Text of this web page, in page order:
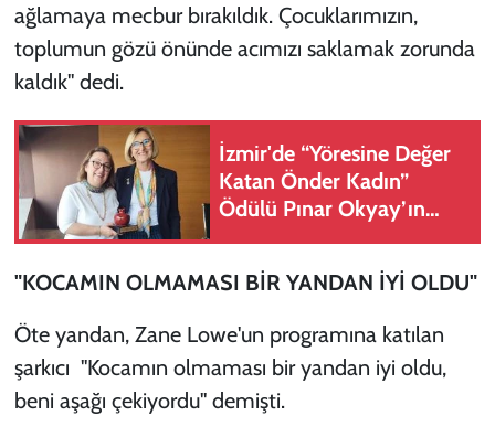
ağlamaya mecbur bırakıldık. Çocuklarımızın,
toplumun gözü önünde acımızı saklamak zorunda
kaldık" dedi.
İzmir'de “Yöresine Değer
Katan Önder Kadın”
Ödülü Pınar Okyay’ın
"KOCAMIN OLMAMASI BİR YANDAN İYİ OLDU"
Öte yandan, Zane Lowe'un programına katılan
şarkıcı "Kocamın olmaması bir yandan iyi oldu,
beni aşağı çekiyordu" demişti.